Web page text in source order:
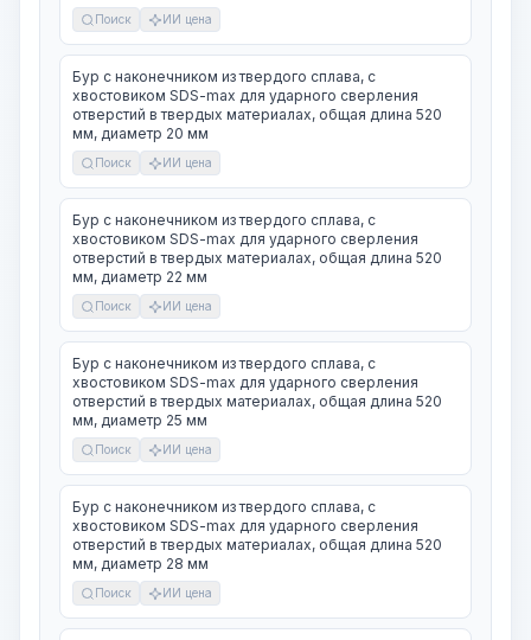
Поиск ИИ цена
Бур с наконечником из твердого сплава, с
хвостовиком SDS-max для ударного сверления
отверстий в твердых материалах, общая длина 520
мм, диаметр 20 мм
Поиск ИИ цена
Бур с наконечником из твердого сплава, с
хвостовиком SDS-max для ударного сверления
отверстий в твердых материалах, общая длина 520
мм, диаметр 22 мм
Поиск ИИ цена
Бур с наконечником из твердого сплава, с
хвостовиком SDS-max для ударного сверления
отверстий в твердых материалах, общая длина 520
мм, диаметр 25 мм
Поиск ИИ цена
Бур с наконечником из твердого сплава, с
хвостовиком SDS-max для ударного сверления
отверстий в твердых материалах, общая длина 520
мм, диаметр 28 мм
Поиск ИИ цена